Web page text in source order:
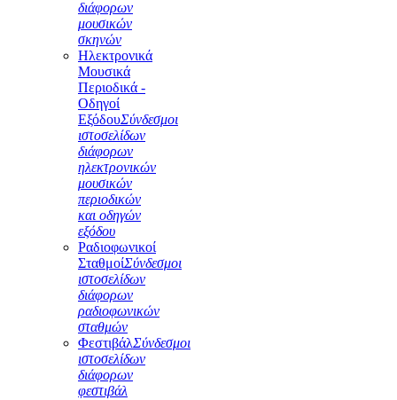
διάφορων
μουσικών
σκηνών
Ηλεκτρονικά
Μουσικά
Περιοδικά -
Οδηγοί
ΕξόδουΣύνδεσμοι
ιστοσελίδων
διάφορων
ηλεκτρονικών
μουσικών
περιοδικών
και οδηγών
εξόδου
Ραδιοφωνικοί
ΣταθμοίΣύνδεσμοι
ιστοσελίδων
διάφορων
ραδιοφωνικών
σταθμών
ΦεστιβάλΣύνδεσμοι
ιστοσελίδων
διάφορων
φεστιβάλ